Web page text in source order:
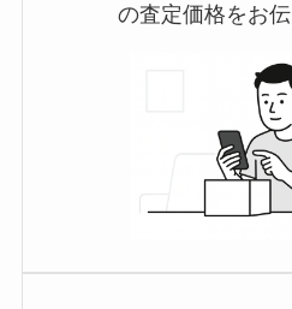
の査定価格をお伝